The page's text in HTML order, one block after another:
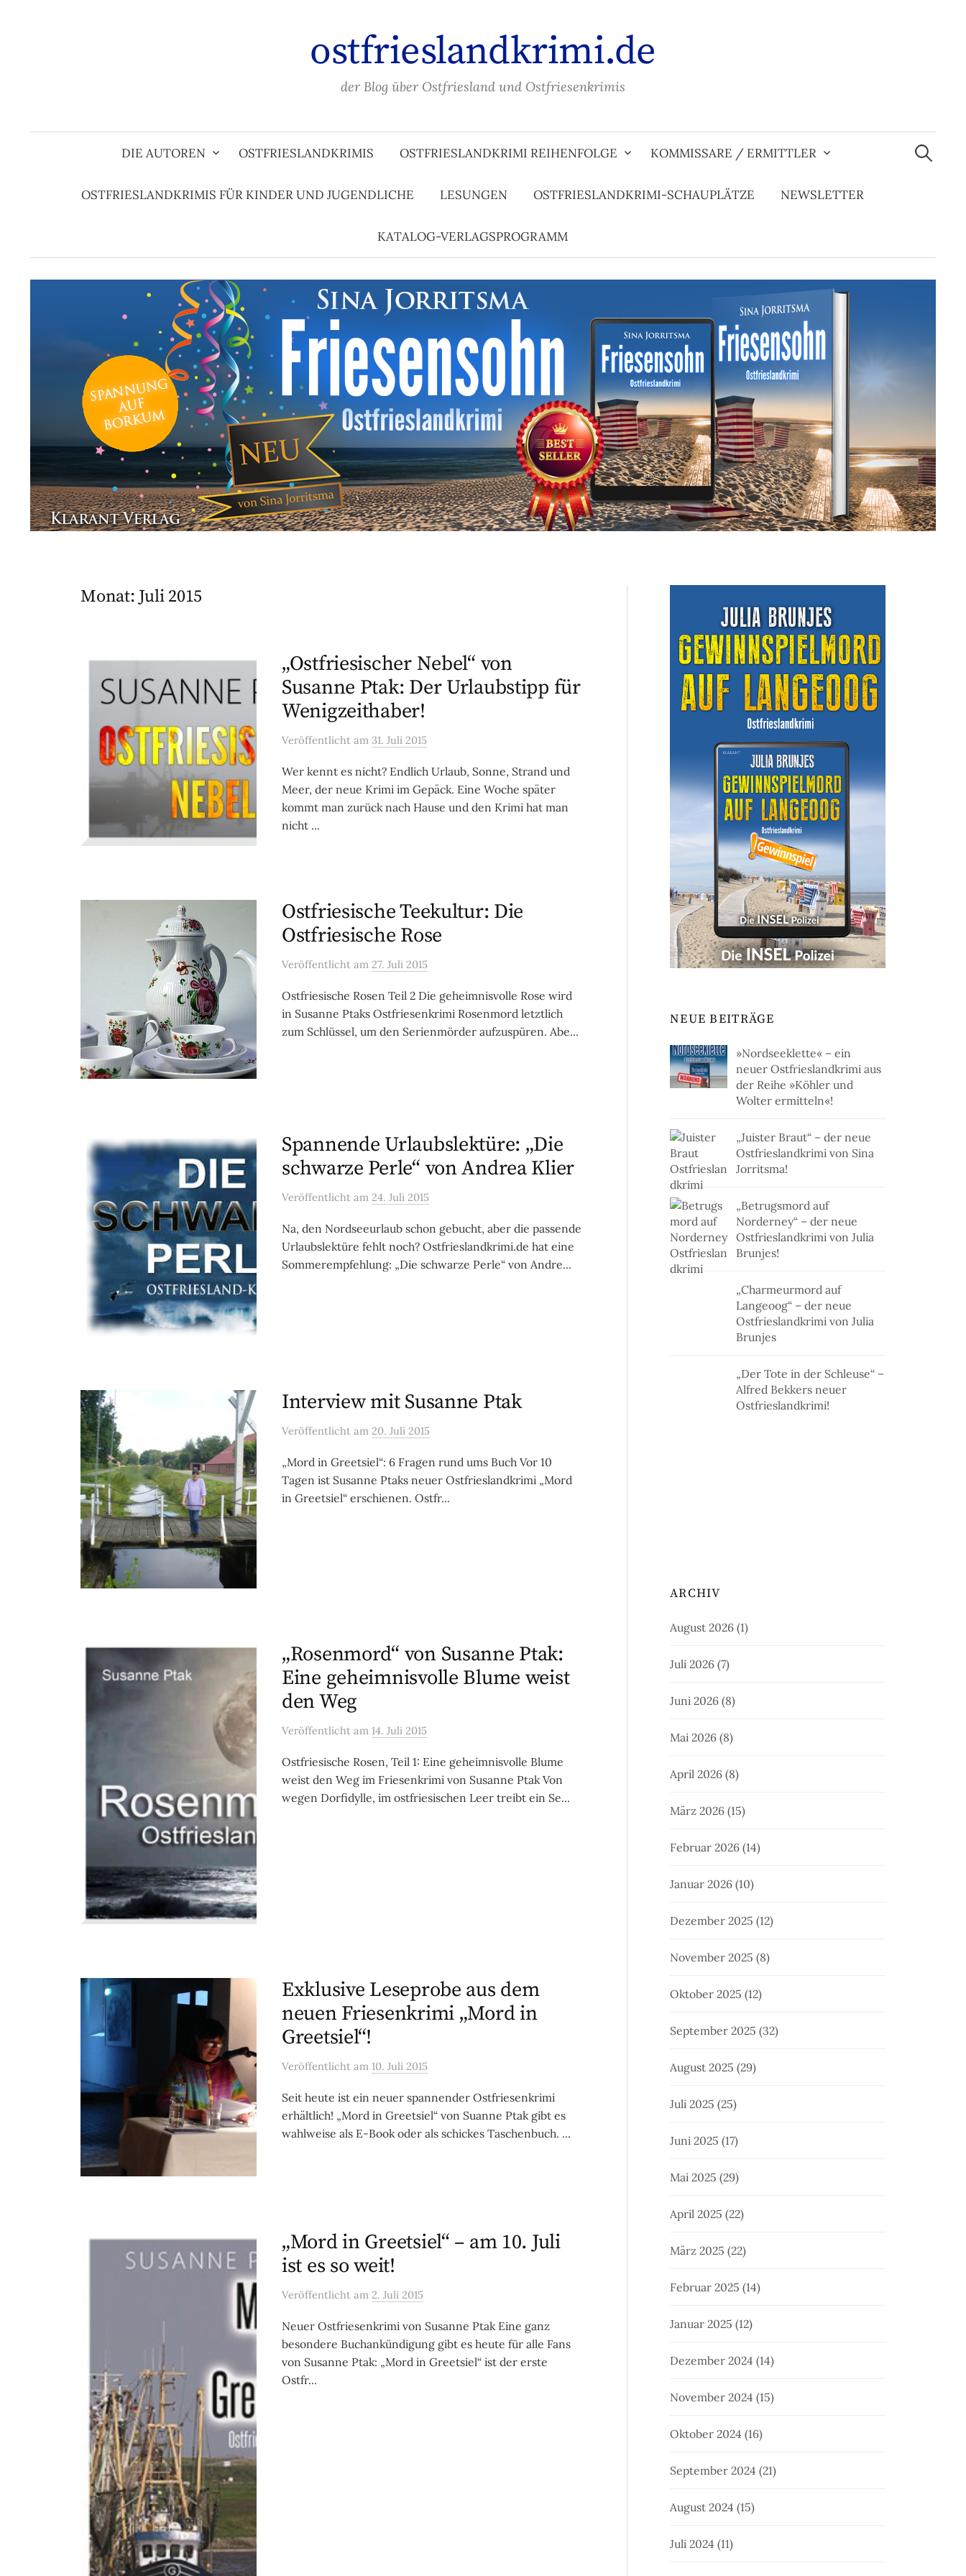
ostfrieslandkrimi.de
der Blog über Ostfriesland und Ostfriesenkrimis
DIE AUTOREN OSTFRIESLANDKRIMIS OSTFRIESLANDKRIMI REIHENFOLGE KOMMISSARE / ERMITTLER
OSTFRIESLANDKRIMIS FÜR KINDER UND JUGENDLICHE LESUNGEN OSTFRIESLANDKRIMI-SCHAUPLÄTZE NEWSLETTER
KATALOG-VERLAGSPROGRAMM
Suchen
nach:
Monat:Juli 2015
„Ostfriesischer Nebel“ von
Susanne Ptak: Der Urlaubstipp für
Wenigzeithaber!
Veröffentlicht am 31. Juli 2015
Wer kennt es nicht? Endlich Urlaub, Sonne, Strand und
Meer, der neue Krimi im Gepäck. Eine Woche später
kommt man zurück nach Hause und den Krimi hat man
nicht ...
Ostfriesische Teekultur: Die
Ostfriesische Rose
Veröffentlicht am 27. Juli 2015
Ostfriesische Rosen Teil 2 Die geheimnisvolle Rose wird
in Susanne Ptaks Ostfriesenkrimi Rosenmord letztlich
zum Schlüssel, um den Serienmörder aufzuspüren. Abe...
Spannende Urlaubslektüre: „Die
schwarze Perle“ von Andrea Klier
Veröffentlicht am 24. Juli 2015
Na, den Nordseeurlaub schon gebucht, aber die passende
Urlaubslektüre fehlt noch? Ostfrieslandkrimi.de hat eine
Sommerempfehlung: „Die schwarze Perle“ von Andre...
Interview mit Susanne Ptak
Veröffentlicht am 20. Juli 2015
„Mord in Greetsiel“: 6 Fragen rund ums Buch Vor 10
Tagen ist Susanne Ptaks neuer Ostfrieslandkrimi „Mord
in Greetsiel“ erschienen. Ostfr...
„Rosenmord“ von Susanne Ptak:
Eine geheimnisvolle Blume weist
den Weg
Veröffentlicht am 14. Juli 2015
Ostfriesische Rosen, Teil 1: Eine geheimnisvolle Blume
weist den Weg im Friesenkrimi von Susanne Ptak Von
wegen Dorfidylle, im ostfriesischen Leer treibt ein Se...
Exklusive Leseprobe aus dem
neuen Friesenkrimi „Mord in
Greetsiel“!
Veröffentlicht am 10. Juli 2015
Seit heute ist ein neuer spannender Ostfriesenkrimi
erhältlich! „Mord in Greetsiel“ von Suanne Ptak gibt es
wahlweise als E-Book oder als schickes Taschenbuch. ...
„Mord in Greetsiel“ – am 10. Juli
ist es so weit!
Veröffentlicht am 2. Juli 2015
Neuer Ostfriesenkrimi von Susanne Ptak Eine ganz
besondere Buchankündigung gibt es heute für alle Fans
von Susanne Ptak: „Mord in Greetsiel“ ist der erste
Ostfr...
NEUE BEITRÄGE
»Nordseeklette« – ein
neuer Ostfrieslandkrimi aus
der Reihe »Köhler und
Wolter ermitteln«!
„Juister Braut“ – der neue
Ostfrieslandkrimi von Sina
Jorritsma!
„Betrugsmord auf
Norderney“ – der neue
Ostfrieslandkrimi von Julia
Brunjes!
„Charmeurmord auf
Langeoog“ – der neue
Ostfrieslandkrimi von Julia
Brunjes
„Der Tote in der Schleuse“ –
Alfred Bekkers neuer
Ostfrieslandkrimi!
ARCHIV
August 2026 (1)
Juli 2026 (7)
Juni 2026 (8)
Mai 2026 (8)
April 2026 (8)
März 2026 (15)
Februar 2026 (14)
Januar 2026 (10)
Dezember 2025 (12)
November 2025 (8)
Oktober 2025 (12)
September 2025 (32)
August 2025 (29)
Juli 2025 (25)
Juni 2025 (17)
Mai 2025 (29)
April 2025 (22)
März 2025 (22)
Februar 2025 (14)
Januar 2025 (12)
Dezember 2024 (14)
November 2024 (15)
Oktober 2024 (16)
September 2024 (21)
August 2024 (15)
Juli 2024 (11)